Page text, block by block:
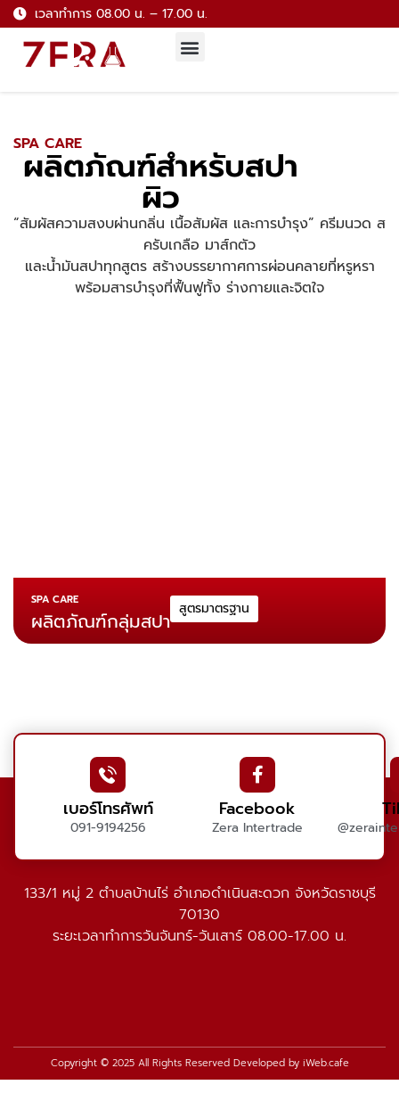
เวลาทำการ 08.00 น. – 17.00 น.
SPA CARE
ผลิตภัณฑ์สำหรับสปา
ผิว
“สัมผัสความสงบผ่านกลิ่น เนื้อสัมผัส และการบำรุง” ครีมนวด ส
ครับเกลือ มาส์กตัว
และน้ำมันสปาทุกสูตร สร้างบรรยากาศการผ่อนคลายที่หรูหรา
พร้อมสารบำรุงที่ฟื้นฟูทั้ง ร่างกายและจิตใจ
SPA CARE
ผลิตภัณฑ์กลุ่มสปา สูตรมาตรฐาน
เบอร์โทรศัพท์
091-9194256
Facebook
Zera Intertrade
133/1 หมู่ 2 ตำบลบ้านไร่ อำเภอดำเนินสะดวก จังหวัดราชบุรี
70130
ระยะเวลาทำการวันจันทร์-วันเสาร์ 08.00-17.00 น.
Copyright © 2025 All Rights Reserved Developed by iWeb.cafe